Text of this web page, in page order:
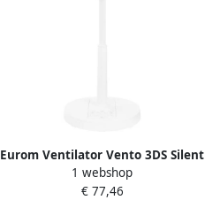
Eurom Ventilator Vento 3DS Silent
Comfort | Wit | 76-94 CM 384925
1 webshop
€ 77,46